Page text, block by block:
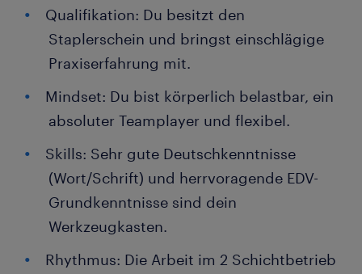
Qualifikation: Du besitzt den
Staplerschein und bringst einschlägige
Praxiserfahrung mit.
Mindset: Du bist körperlich belastbar, ein
absoluter Teamplayer und flexibel.
Skills: Sehr gute Deutschkenntnisse
(Wort/Schrift) und herrvoragende EDV-
Grundkenntnisse sind dein
Werkzeugkasten.
Rhythmus: Die Arbeit im 2 Schichtbetrieb